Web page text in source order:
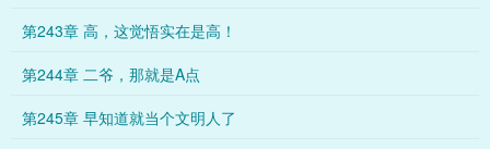
第243章 高，这觉悟实在是高！
第244章 二爷，那就是A点
第245章 早知道就当个文明人了